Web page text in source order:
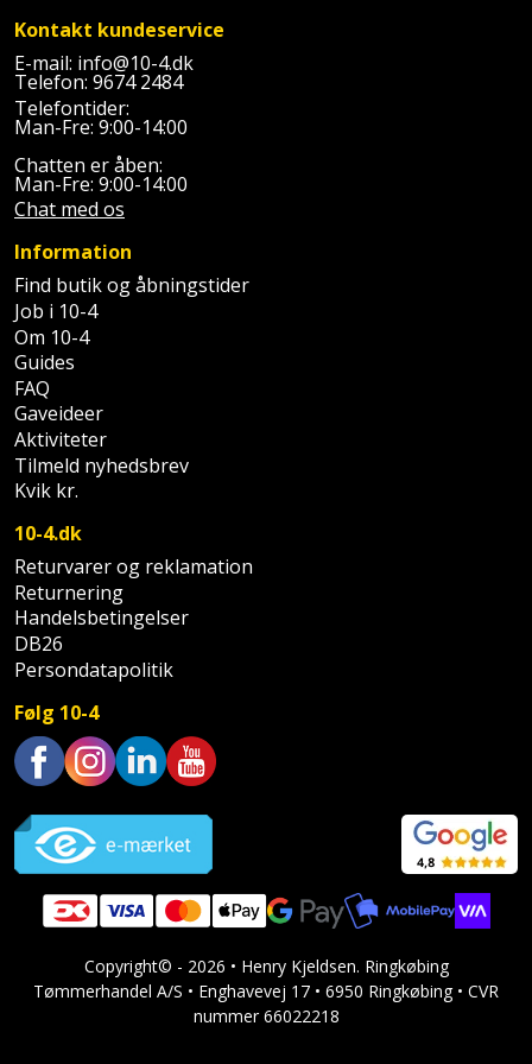
Sternbeklædning
Tag
og
Terrassebrædder
Terrasseopklodsning
Tråd
til
byggeri
Træ
Vinduer
WinWin
plader
Polsøger
Profilsaks
Reb
og
snor
Renseservietter
og
wipes
Sækkelukker
Saks
Sav
Savbuk
Savklinge
Skraber
Skruestik
Skruetrækker
Skruetvinge
Slibeartikler
Smøring
Kantfræser
Kantlimer
Kantlimertilbehør
Kap-
geringssav
Kerneboremaskine
Klammepistol
Klippeværktøj
Kombokit
Kompressor
Lader
Limpistol
Loddekolbe
Luftværktøj
Måleinstrumenter
Højbede
Højtaler
Hylder
Jagt
og
fritid
Jul
Kaffe
Klæbesøm
Køkkenudstyr
Leg
Lommelygte
Merchandise
Pavillon
Personlig
pleje
Plantekasser
Postkassestander
Kontakt kundeservice
E-mail: info@10-4.dk
Telefon: 9674 2484
Telefontider:
Man-Fre: 9:00-14:00
Chatten er åben:
Man-Fre: 9:00-14:00
Chat med os
Information
Find butik og åbningstider
Job i 10-4
Om 10-4
Guides
FAQ
Gaveideer
Aktiviteter
Tilmeld nyhedsbrev
Kvik kr.
10-4.dk
Returvarer og reklamation
Returnering
Handelsbetingelser
DB26
Persondatapolitik
Følg 10-4
Copyright© - 2026 • Henry Kjeldsen. Ringkøbing
Tømmerhandel A/S • Enghavevej 17 • 6950 Ringkøbing • CVR
nummer 66022218